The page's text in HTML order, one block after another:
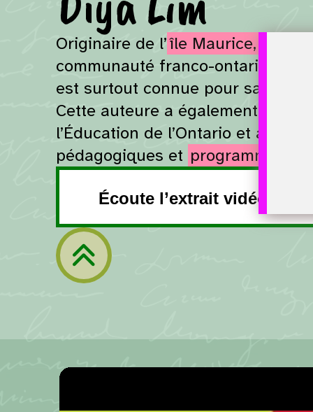
Originaire de l’île Maurice,
communauté franco-ontarienne.
est surtout connue pour sa série
Cette auteure a également
l’Éducation de l’Ontario et a pris
pédagogiques et programmes-
Écoute l’extrait vidéo.
Retour à la navigation